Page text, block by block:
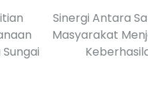
Sinergi Antara
Masyarakat